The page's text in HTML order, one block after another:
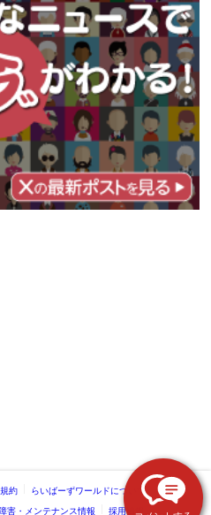
約 らいばーずワールドについて
害・メンテナンス情報 採用情報